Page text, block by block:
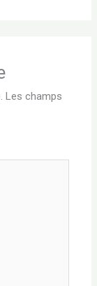
Les champs